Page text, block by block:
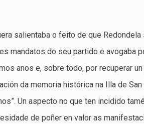
salientaba o feito de que
mandatos do seu partido e avogaba
anos e, sobre todo, por recuperar un
da memoria histórica na Illa de San
Un aspecto no que ten incidido
de poñer en valor as